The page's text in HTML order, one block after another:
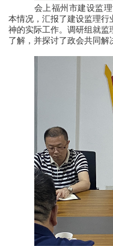
会上福州市建设监
本情况，汇报了建设监理
神的实际工作。调研组就监
了解，并探讨了政会共同解